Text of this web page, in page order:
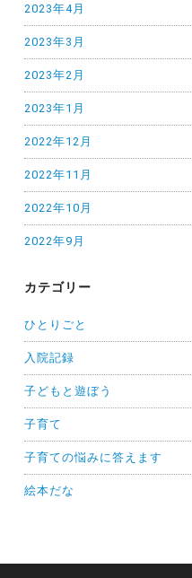
2023年4月
2023年3月
2023年2月
2023年1月
2022年12月
2022年11月
2022年10月
2022年9月
カテゴリー
ひとりごと
入院記録
子どもと遊ぼう
子育て
子育ての悩みに答えます
絵本だな